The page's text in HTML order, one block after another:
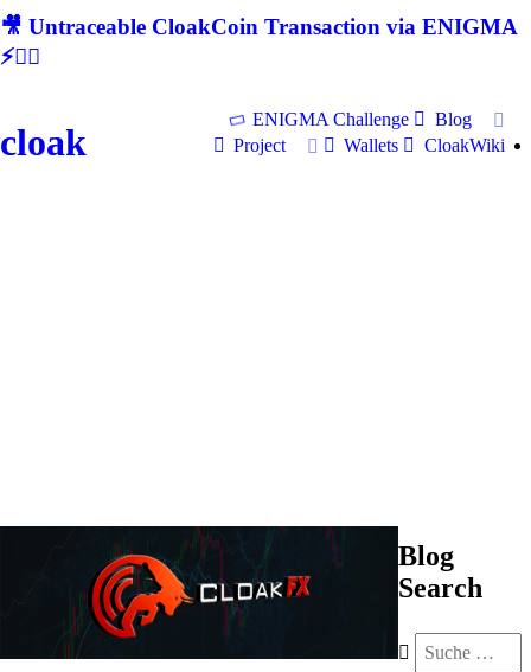
🎥 Untraceable CloakCoin Transaction via ENIGMA
⚡🕵‍♂
cloak
ENIGMA Challenge
Blog
Project
Wallets CloakWiki
Blog
Search